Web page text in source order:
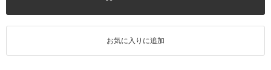
お気に入りに追加